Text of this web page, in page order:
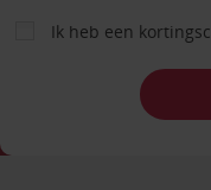
Ik heb een